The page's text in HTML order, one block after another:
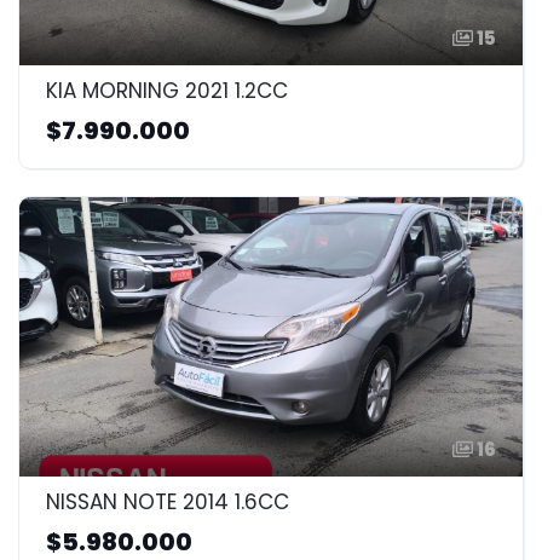
15
KIA MORNING 2021 1.2CC
$7.990.000
16
NISSAN NOTE 2014 1.6CC
$5.980.000